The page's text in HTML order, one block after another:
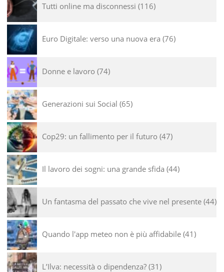
Tutti online ma disconnessi 116
Euro Digitale: verso una nuova era 76
Donne e lavoro 74
Generazioni sui Social 65
Cop29: un fallimento per il futuro 47
Il lavoro dei sogni: una grande sfida 44
Un fantasma del passato che vive nel presente 44
Quando l'app meteo non è più affidabile 41
L’Ilva: necessità o dipendenza? 31